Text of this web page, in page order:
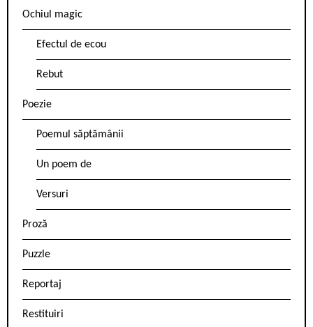
Ochiul magic
Efectul de ecou
Rebut
Poezie
Poemul săptămânii
Un poem de
Versuri
Proză
Puzzle
Reportaj
Restituiri